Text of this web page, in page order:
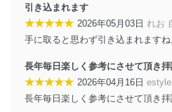
その他の規範を遵守します。ま
に、これらの法令及びその他の
す。
当社は、個人情報の正確性及び
に、下記セキュリティ対策を
引き込まれます
★★★★★ 2026年05月03日 れお
手に取ると思わず引き込まれますね
長年毎日楽しく参考にさせて頂き拝
★★★★★ 2026年04月16日
長年毎日楽しく参考にさせて頂き拝